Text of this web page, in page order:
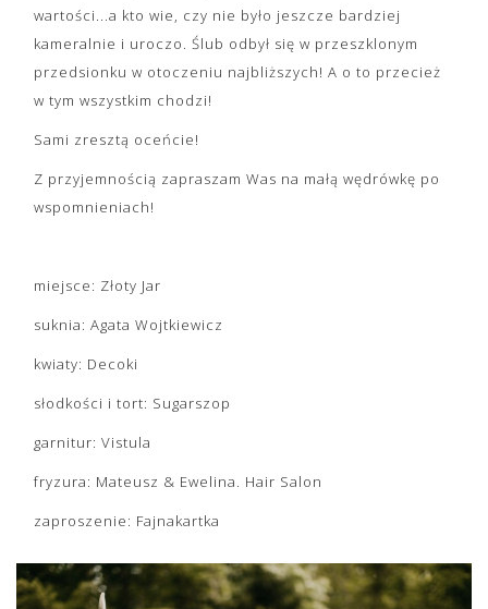
wartości...a kto wie, czy nie było jeszcze bardziej
kameralnie i uroczo. Ślub odbył się w przeszklonym
przedsionku w otoczeniu najbliższych! A o to przecież
w tym wszystkim chodzi!
Sami zresztą oceńcie!
Z przyjemnością zapraszam Was na małą wędrówkę po
wspomnieniach!
miejsce: Złoty Jar
suknia: Agata Wojtkiewicz
kwiaty: Decoki
słodkości i tort: Sugarszop
garnitur: Vistula
fryzura: Mateusz & Ewelina. Hair Salon
zaproszenie: Fajnakartka